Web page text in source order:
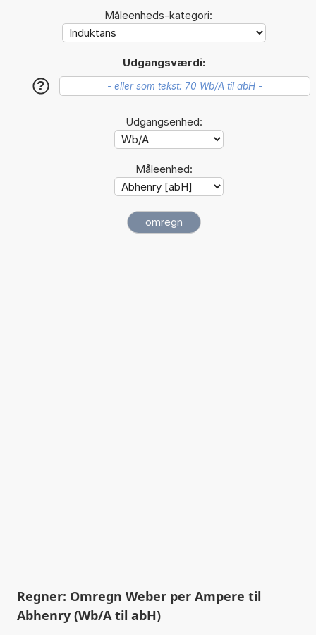
Måleenheds-kategori:
Udgangsværdi:
?
Udgangsenhed:
Måleenhed:
Regner: Omregn Weber per Ampere til
Abhenry (Wb/A til abH)